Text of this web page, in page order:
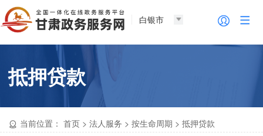
白银市
抵押贷款
当前位置： 首页 >法人服务 >按生命周期 >抵押贷款